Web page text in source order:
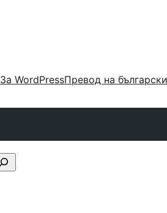
За WordPressПревод на български